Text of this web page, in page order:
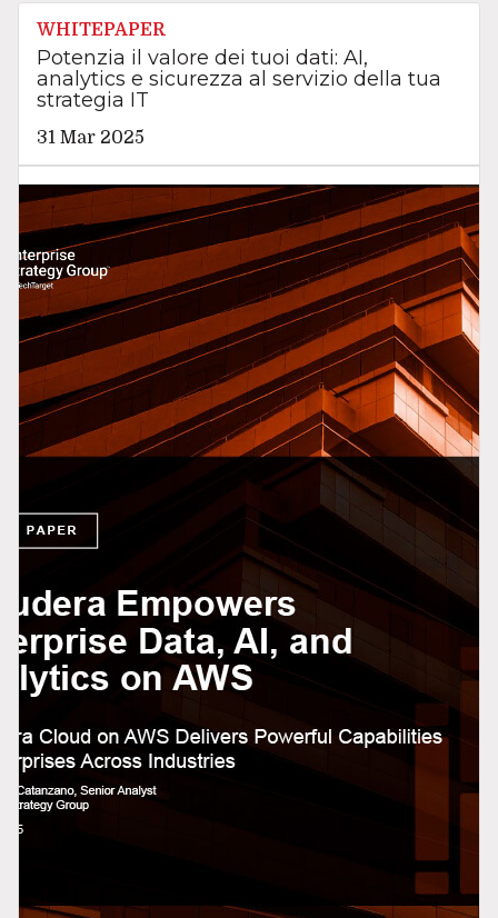
WHITEPAPER
Potenzia il valore dei tuoi dati: AI,
analytics e sicurezza al servizio della tua
strategia IT
31 Mar 2025